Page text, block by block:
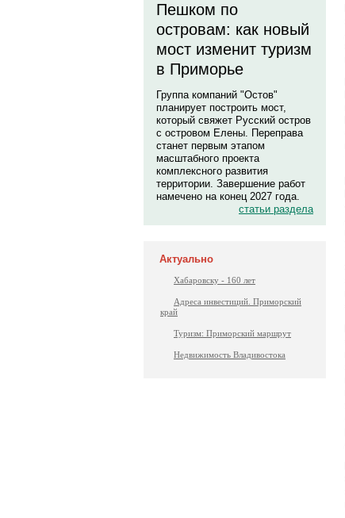
Пешком по
островам: как новый
мост изменит туризм
в Приморье
Группа компаний "Остов"
планирует построить мост,
который свяжет Русский остров
с островом Елены. Переправа
станет первым этапом
масштабного проекта
комплексного развития
территории. Завершение работ
намечено на конец 2027 года.
статьи раздела
Актуально
Хабаровску - 160 лет
Адреса инвестиций. Приморский
край
Туризм: Приморский маршрут
Недвижимость Владивостока